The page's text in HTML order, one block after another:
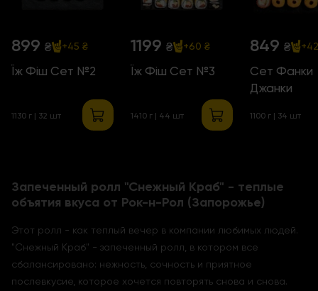
899 ₴ +45 ₴
Їж Фіш Сет №2
1130 г | 32 шт
1199 ₴ +60 ₴
Їж Фіш Сет №3
1410 г | 44 шт
849 ₴
Сет Фанки
Джанки
1100 г | 34 шт
Запеченный ролл "Снежный Краб" - теплые
объятия вкуса от Рок-н-Рол (Запорожье)
Этот ролл - как теплый вечер в компании любимых людей.
"Снежный Краб" - запеченный ролл, в котором все
сбалансировано: нежность, сочность и приятное
послевкусие, которое хочется повторять снова и снова.